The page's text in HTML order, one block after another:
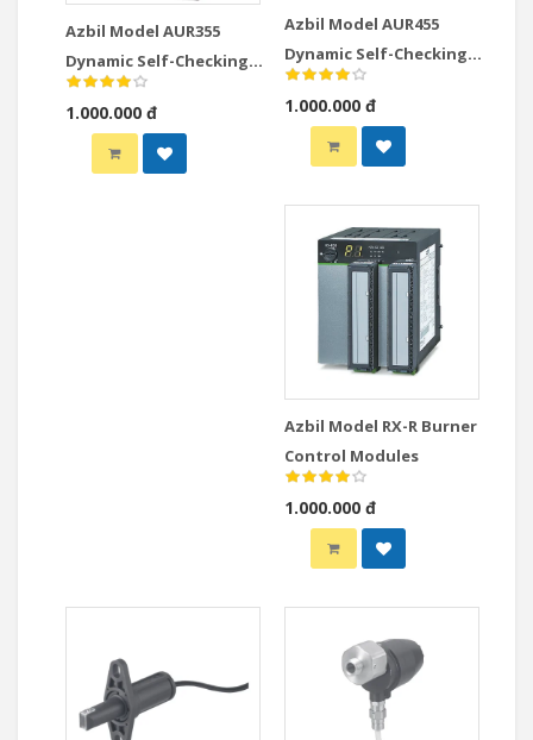
Azbil Model AUR355
Dynamic Self-Checking
Burner Controller
1.000.000 đ
Azbil Model AUR455
Dynamic Self-Checking
Burner Controller
1.000.000 đ
Azbil Model RX-R Burner
Control Modules
1.000.000 đ